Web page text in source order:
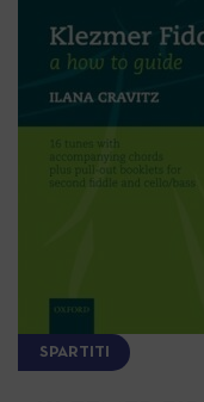
SPARTITI